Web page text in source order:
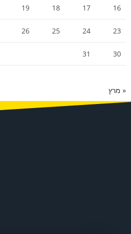
16
17
18
19
23
24
25
26
30
31
« מרץ